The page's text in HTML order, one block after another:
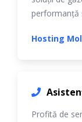
performanță
Hosting
Profită de